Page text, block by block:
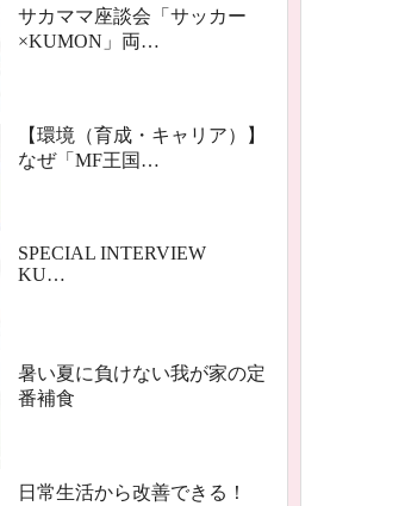
サカママ座談会「サッカー
×KUMON」両…
【環境（育成・キャリア）】
なぜ「MF王国…
SPECIAL INTERVIEW
KU…
暑い夏に負けない我が家の定
番補食
日常生活から改善できる！